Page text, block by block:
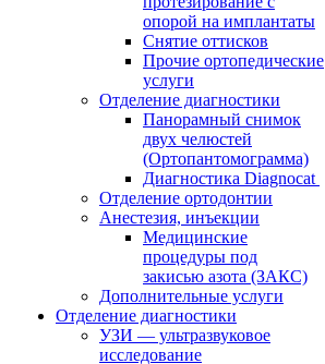
опорой на имплантаты
Снятие оттисков
Прочие ортопедические
услуги
Отделение диагностики
Панорамный снимок
двух челюстей
(Ортопантомограмма)
Диагностика Diagnocat
Отделение ортодонтии
Анестезия, инъекции
Медицинские
процедуры под
закисью азота (ЗАКС)
Дополнительные услуги
Отделение диагностики
УЗИ — ультразвуковое
исследование